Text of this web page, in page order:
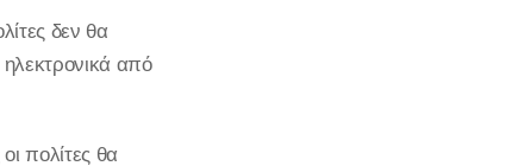
δεν θα
από
πολίτες θα